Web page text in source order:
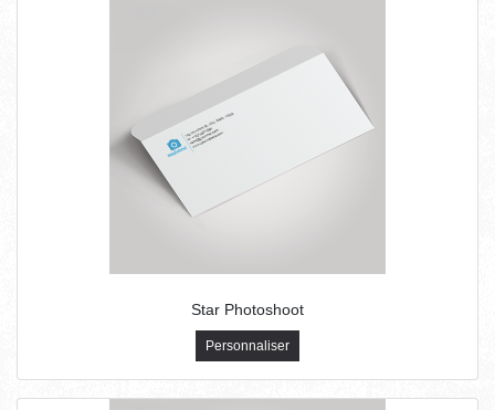
Star Photoshoot
Personnaliser